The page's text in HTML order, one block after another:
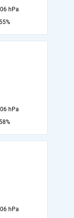
hPa
55%
hPa
58%
hPa